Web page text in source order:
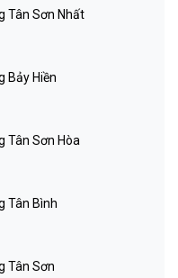
Tân Sơn Nhất
Bảy Hiền
Tân Sơn Hòa
Tân Bình
Tân Sơn